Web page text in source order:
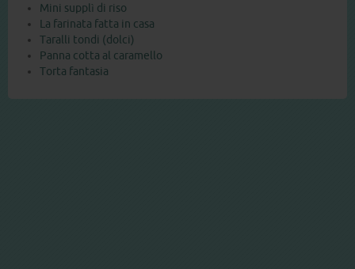
Mini supplì di riso
La farinata fatta in casa
Taralli tondi (dolci)
Panna cotta al caramello
Torta fantasia